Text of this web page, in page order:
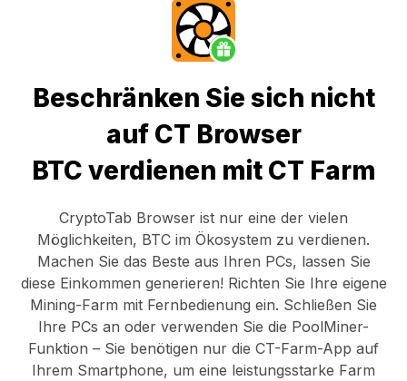
Beschränken Sie sich nicht
auf CT Browser
BTC verdienen mit CT Farm
CryptoTab Browser ist nur eine der vielen
Möglichkeiten, BTC im Ökosystem zu verdienen.
Machen Sie das Beste aus Ihren PCs, lassen Sie
diese Einkommen generieren! Richten Sie Ihre eigene
Mining-Farm mit Fernbedienung ein. Schließen Sie
Ihre PCs an oder verwenden Sie die PoolMiner-
Funktion – Sie benötigen nur die CT-Farm-App auf
Ihrem Smartphone, um eine leistungsstarke Farm